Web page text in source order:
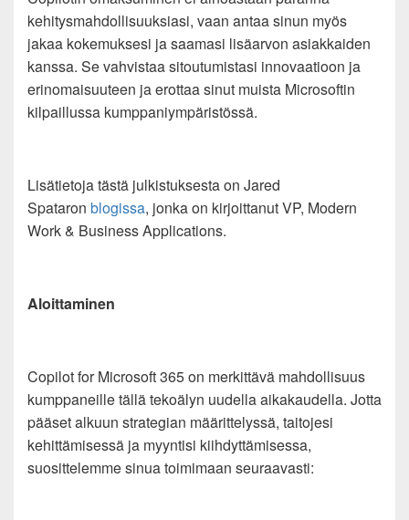
kehitysmahdollisuuksiasi, vaan antaa sinun myös
jakaa kokemuksesi ja saamasi lisäarvon asiakkaiden
kanssa. Se vahvistaa sitoutumistasi innovaatioon ja
erinomaisuuteen ja erottaa sinut muista Microsoftin
kilpaillussa kumppaniympäristössä.
Lisätietoja tästä julkistuksesta on Jared
Spataron blogissa, jonka on kirjoittanut VP, Modern
Work & Business Applications.
Aloittaminen
Copilot for Microsoft 365 on merkittävä mahdollisuus
kumppaneille tällä tekoälyn uudella aikakaudella. Jotta
pääset alkuun strategian määrittelyssä, taitojesi
kehittämisessä ja myyntisi kiihdyttämisessa,
suosittelemme sinua toimimaan seuraavasti: